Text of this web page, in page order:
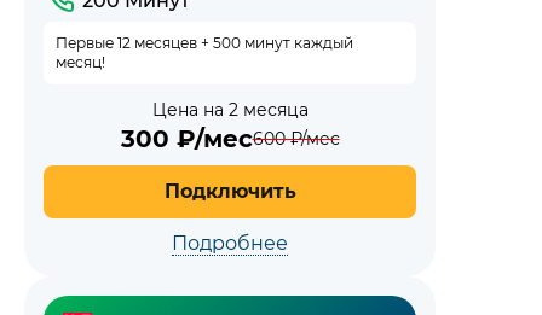
Первые 12 месяцев + 500 минут каждый
месяц!
Цена на 2 месяца
300 ₽/мес600₽/мес
Подключить
Подробнее